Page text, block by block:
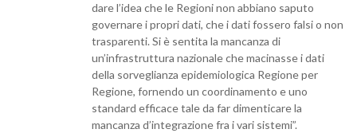
dare l’idea che le Regioni non abbiano saputo
governare i propri dati, che i dati fossero falsi o non
trasparenti. Si è sentita la mancanza di
un’infrastruttura nazionale che macinasse i dati
della sorveglianza epidemiologica Regione per
Regione, fornendo un coordinamento e uno
standard efficace tale da far dimenticare la
mancanza d’integrazione fra i vari sistemi”.